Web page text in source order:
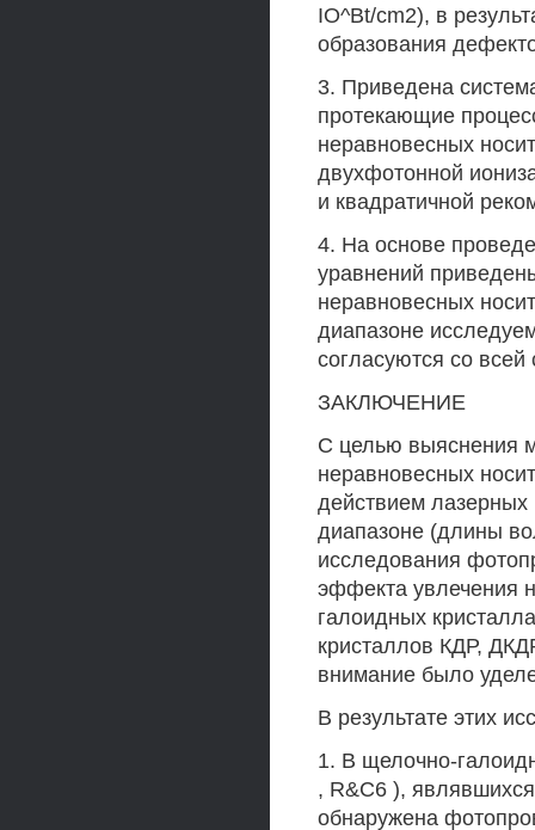
IO^Bt/cm2), в
образования
3. Приведена
протекающие
неравновесных
двухфотонной
и квадратичной
4. На основе
уравнений
неравновесных
диапазоне
согласуются со
ЗАКЛЮЧЕНИЕ
С целью выяснения
неравновесных
действием лазерных
диапазоне (длины
исследования
эффекта увлечения
галоидных
кристаллов КДР,
внимание было
В результате этих
1. В щелочно-
, R&C6 ),
обнаружена